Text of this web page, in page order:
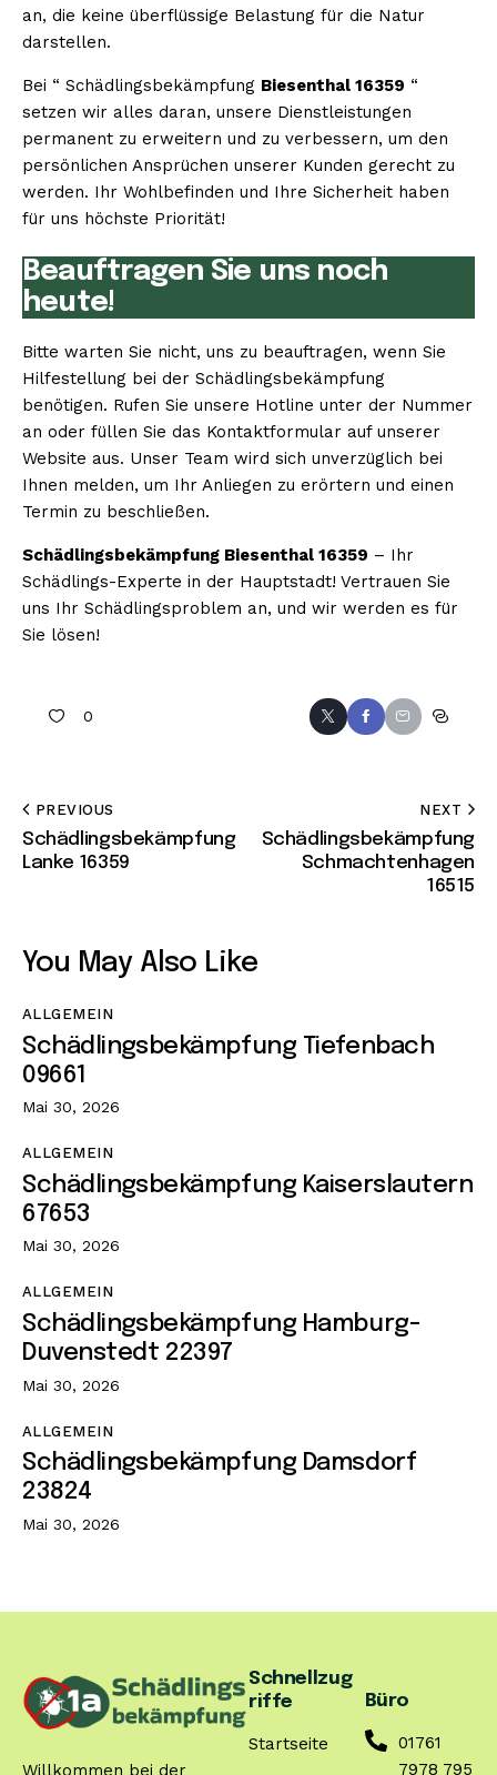
an, die keine überflüssige Belastung für die Natur
darstellen.
Bei “ Schädlingsbekämpfung Biesenthal 16359 “
setzen wir alles daran, unsere Dienstleistungen
permanent zu erweitern und zu verbessern, um den
persönlichen Ansprüchen unserer Kunden gerecht zu
werden. Ihr Wohlbefinden und Ihre Sicherheit haben
für uns höchste Priorität!
Beauftragen Sie uns noch
heute!
Bitte warten Sie nicht, uns zu beauftragen, wenn Sie
Hilfestellung bei der Schädlingsbekämpfung
benötigen. Rufen Sie unsere Hotline unter der Nummer
an oder füllen Sie das Kontaktformular auf unserer
Website aus. Unser Team wird sich unverzüglich bei
Ihnen melden, um Ihr Anliegen zu erörtern und einen
Termin zu beschließen.
Schädlingsbekämpfung Biesenthal 16359 – Ihr
Schädlings-Experte in der Hauptstadt! Vertrauen Sie
uns Ihr Schädlingsproblem an, und wir werden es für
Sie lösen!
0
PREVIOUS
Schädlingsbekämpfung
Lanke 16359
NEXT
Schädlingsbekämpfung
Schmachtenhagen
16515
You May Also Like
ALLGEMEIN
Schädlingsbekämpfung Tiefenbach
09661
Mai 30, 2026
ALLGEMEIN
Schädlingsbekämpfung Kaiserslautern
67653
Mai 30, 2026
ALLGEMEIN
Schädlingsbekämpfung Hamburg-
Duvenstedt 22397
Mai 30, 2026
ALLGEMEIN
Schädlingsbekämpfung Damsdorf
23824
Mai 30, 2026
Willkommen bei der
Schnellzug
riffe
Startseite
Büro
01761
7978 795